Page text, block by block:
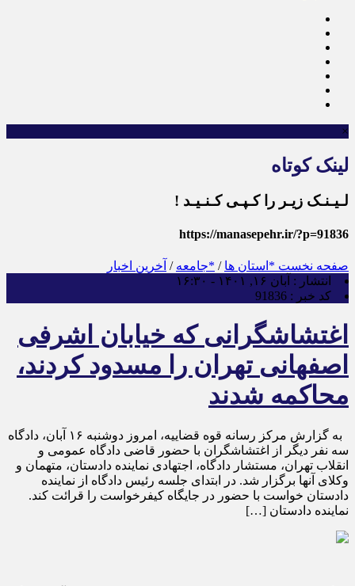
×
لینک کوتاه
لـیـنـک زیـر را کـپـی کـنـیـد !
https://manasepehr.ir/?p=91836
صفحه نخست *استان ها / *جامعه / آخرین اخبار
انتشار : آبان ۱۶, ۱۴۰۱ - ۱۶:۳۰
کد خبر : 91836
اغتشاشگرانی که خیابان اشرفی
اصفهانی تهران را مسدود کردند،
محاکمه شدند
به گزارش مرکز رسانه قوه قضاییه، امروز دوشنبه ۱۶ آبان، دادگاه
سه نفر دیگر از اغتشاشگران با حضور قاضی دادگاه عمومی و
انقلاب تهران، مستشار دادگاه، اجتهادی نماینده دادستان، متهمان و
وکلای آنها برگزار شد. در ابتدای جلسه رئیس دادگاه از نماینده
دادستان خواست با حضور در جایگاه کیفرخواست را قرائت کند.
نماینده دادستان […]